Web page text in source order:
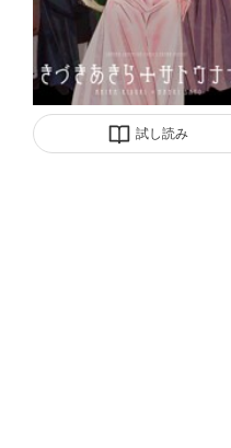
試し読み